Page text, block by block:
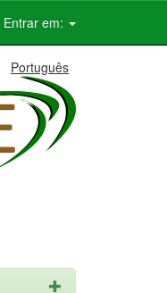
Entrar em:
Português